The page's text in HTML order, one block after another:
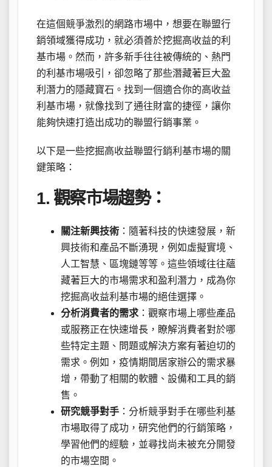
在這個競爭激烈的網路市場中，想要在聯盟行
銷領域獲得成功，就必須善於挖掘高收益的利
基市場。然而，許多新手往往被傳統的、熱門
的利基市場吸引，卻忽略了那些潛藏著巨大盈
利潛力的隱藏寶石。找到一個適合你的高收益
利基市場，就像找到了通往財富的捷徑，讓你
能夠快速打造出成功的聯盟行銷事業。
以下是一些挖掘高收益聯盟行銷利基市場的關
鍵策略：
1. 觀察市場趨勢：
關注新興技術 ：隨著科技的快速發展，新
興技術和產品不斷湧現，例如虛擬實境、
人工智慧、區塊鏈等等。這些領域往往蘊
藏著巨大的市場需求和盈利潛力，成為你
挖掘高收益利基市場的絕佳選擇。
分析消費者的需求 ：觀察市場上哪些產品
或服務正在快速增長，瞭解消費者對於哪
些特定主題、問題或解決方案有著迫切的
需求。例如，疫情期間居家辦公的需求暴
增，帶動了相關的軟體、設備和工具的銷
售。
研究競爭對手 ：分析競爭對手在哪些利基
市場取得了成功，研究他們的行銷策略，
學習他們的經驗，並尋找尚未被充分開發
的市場空間。